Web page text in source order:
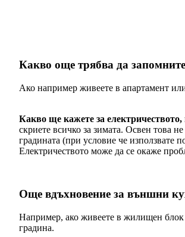
Какво още трябва да
Ако например живеете в апартамент
Какво ще кажете за
скриете всичко за зимата. Освен това
градината (при условие че използвате
Електричеството може да се окаже
Още вдъхновение за външни
Например, ако живеете в жилищен блок
градина.